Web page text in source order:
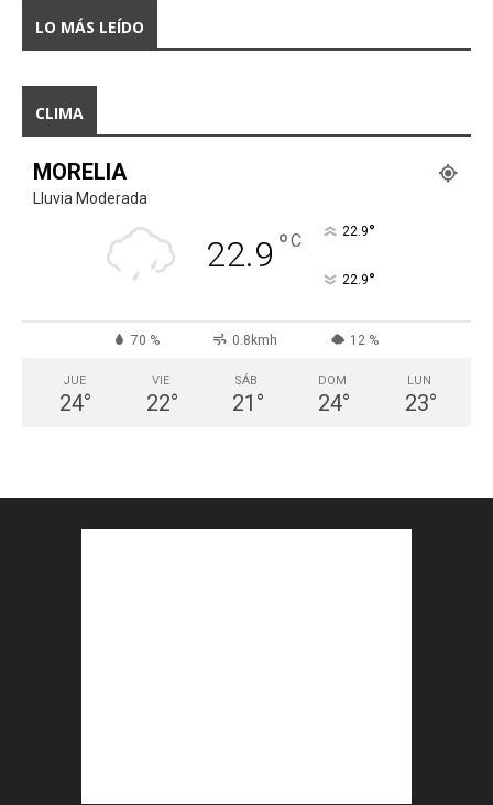
LO MÁS LEÍDO
CLIMA
MORELIA
Lluvia Moderada
22.9 °C 22.9°
22.9°
70 % 0.8kmh 12 %
JUE
24°
VIE
22°
SÁB
21 °
DOM
24°
LUN
23°